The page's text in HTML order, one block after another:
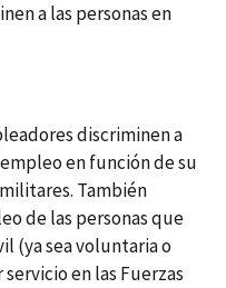
a las personas en
discriminen a
en función de su
También
de las personas que
(ya sea voluntaria o
en las Fuerzas